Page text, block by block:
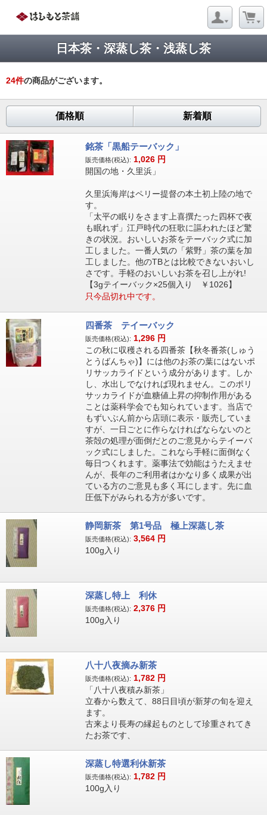
日本茶・深蒸し茶・浅蒸し茶
24件の商品がございます。
価格順 新着順
銘茶「黒船テーバック」
販売価格(税込): 1,026 円
開国の地・久里浜」
久里浜海岸はペリー提督の本土初上陸の地で
す。
「太平の眠りをさます上喜撰たった四杯で夜
も眠れず」江戸時代の狂歌に謳われたほど驚
きの状況。おいしいお茶をテーバック式に加
工しました。一番人気の「紫野」茶の葉を加
工しました。他のTBとは比較できないおいし
さです。手軽のおいしいお茶を召し上がれ!
【3gテイーバック×25個入り ￥1026】
只今品切れ中です。
四番茶 テイーバック
販売価格(税込): 1,296 円
この秋に収穫される四番茶【秋冬番茶(しゅう
とうばんちゃ)】には他のお茶の葉にはないポ
リサッカライドという成分があります。しか
し、水出しでなければ現れません。このポリ
サッカライドが血糖値上昇の抑制作用がある
ことは薬科学会でも知られています。当店で
もずいぶん前から店頭に表示・販売していま
すが、一日ごとに作らなければならないのと
茶殻の処理が面倒だとのご意見からテイーバ
ック式にしました。これなら手軽に面倒なく
毎日つくれます。薬事法で効能はうたえませ
んが、長年のご利用者はかなり多く成果が出
ている方のご意見も多く耳にします。先に血
圧低下がみられる方が多いです。
静岡新茶 第1号品 極上深蒸し茶
販売価格(税込): 3,564 円
100g入り
深蒸し特上 利休
販売価格(税込): 2,376 円
100g入り
八十八夜摘み新茶
販売価格(税込): 1,782 円
「八十八夜積み新茶」
立春から数えて、88日目頃が新芽の旬を迎え
ます。
古来より長寿の縁起ものとして珍重されてき
たお茶です、
深蒸し特選利休新茶
販売価格(税込): 1,782 円
100g入り